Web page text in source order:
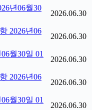
년06월30
2026.06.30
2026년06
2026.06.30
월30일 01
2026.06.30
2026년06
2026.06.30
월30일 01
2026.06.30